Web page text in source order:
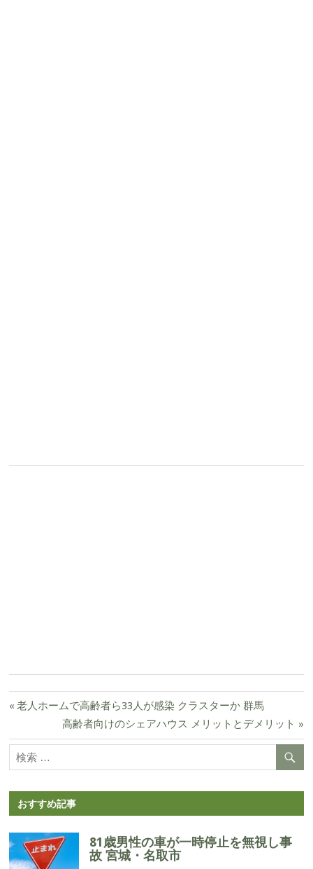
投
稿
ナ
ゲ
ー
シ
ョ
ン
前
記
事:
老人ホームで高齢者ら33人が感染 クラスターか 群馬
次
の
高齢者向けのシェアハウス メリットとデメリット
おすすめ記事
81歳男性の車が一時停止を無視し事
故 宮城・名取市